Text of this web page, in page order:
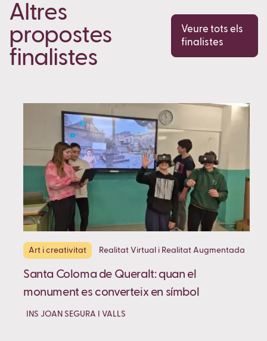
Altres
propostes
finalistes
Veure tots els
finalistes
Art i creativitat Realitat Virtual i Realitat Augmentada
Santa Coloma de Queralt: quan el
monument es converteix en símbol
INS JOAN SEGURA I VALLS